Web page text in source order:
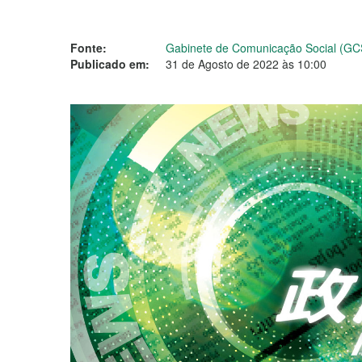
Fonte:
Gabinete de Comunicação Social
Publicado em:
31 de Agosto de 2022 às 10:00